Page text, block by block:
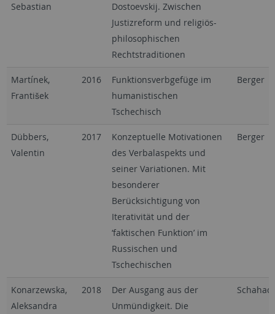
Sebastian
Dostoevskij. Zwischen
Justizreform und religiös-
philosophischen
Rechtstraditionen
Martínek,
František
2016
Funktionsverbgefüge im
humanistischen
Tschechisch
Berger
Dübbers,
Valentin
2017
Konzeptuelle Motivationen
des Verbalaspekts und
seiner Variationen. Mit
besonderer
Berücksichtigung von
Iterativität und der
‘faktischen Funktion’ im
Russischen und
Tschechischen
Berger
Konarzewska,
Aleksandra
2018
Der Ausgang aus der
Unmündigkeit. Die